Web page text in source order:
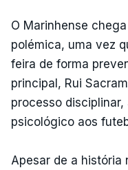
O Marinhense
polémica, uma vez
feira de forma
principal, Rui
processo
psicológico aos
Apesar de a história